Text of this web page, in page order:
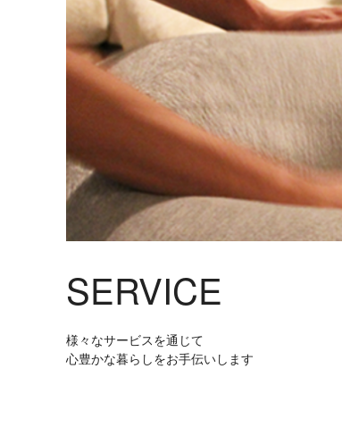
SERVICE
様々なサービスを通じて
心豊かな暮らしをお手伝いします